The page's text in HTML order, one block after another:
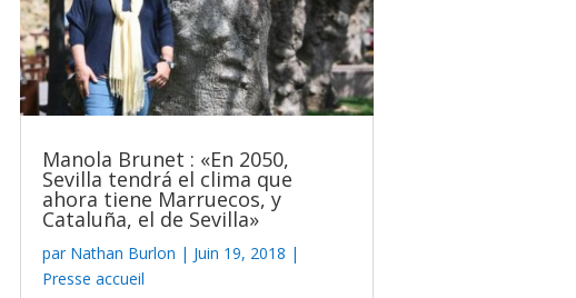
Manola Brunet : «En 2050,
Sevilla tendrá el clima que
ahora tiene Marruecos, y
Cataluña, el de Sevilla»
par Nathan Burlon | Juin 19, 2018 |
Presse accueil